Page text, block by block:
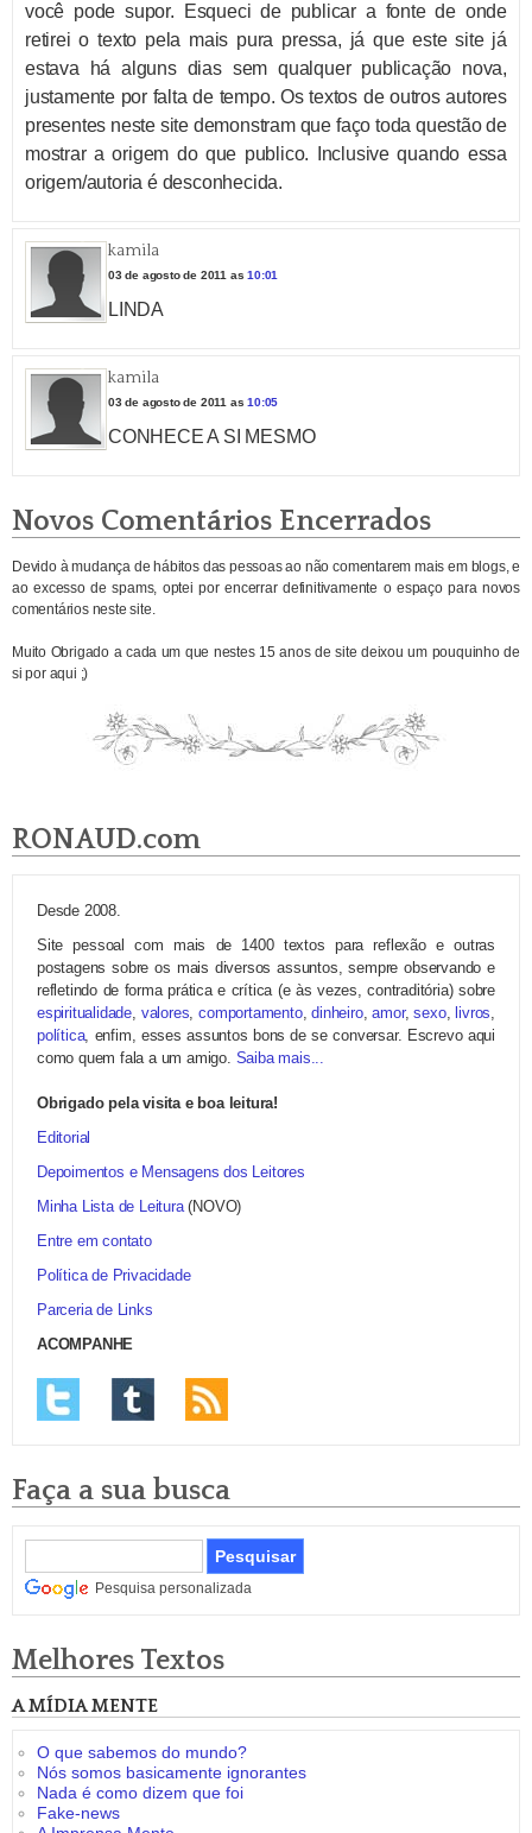
você pode supor. Esqueci de publicar a fonte de onde
retirei o texto pela mais pura pressa, já que este site já
estava há alguns dias sem qualquer publicação nova,
justamente por falta de tempo. Os textos de outros autores
presentes neste site demonstram que faço toda questão de
mostrar a origem do que publico. Inclusive quando essa
origem/autoria é desconhecida.
kamila
03 de agosto de 2011 as10:01
LINDA
kamila
03 de agosto de 2011 as10:05
CONHECE A SI MESMO
Novos Comentários Encerrados
Devido à mudança de hábitos das pessoas ao não comentarem mais em blogs, e
ao excesso de spams, optei por encerrar definitivamente o espaço para novos
comentários neste site.
Muito Obrigado a cada um que nestes 15 anos de site deixou um pouquinho de
si por aqui ;)
RONAUD.com
Desde 2008.
Site pessoal com mais de 1400 textos para reflexão e outras
postagens sobre os mais diversos assuntos, sempre observando e
refletindo de forma prática e crítica (e às vezes, contraditória) sobre
espiritualidade, valores,comportamento,dinheiro,amor,sexo, livros,
política, enfim, esses assuntos bons de se conversar. Escrevo aqui
como quem fala a um amigo. Saiba mais...
Obrigado pela visita e boa leitura!
Editorial
Depoimentos e Mensagens dos Leitores
Minha Lista de Leitura(NOVO)
Entre em contato
Política de Privacidade
Parceria de Links
ACOMPANHE
Faça a sua busca
Pesquisa personalizada
Melhores Textos
A MÍDIA MENTE
O que sabemos do mundo?
Nós somos basicamente ignorantes
Nada é como dizem que foi
Fake-news